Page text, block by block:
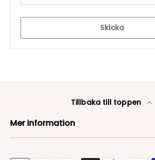
Skicka
Tillbaka till toppen
Mer information